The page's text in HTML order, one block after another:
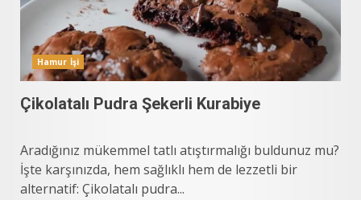
Hamur İşi
Çikolatalı Pudra Şekerli Kurabiye
Aradığınız mükemmel tatlı atıştırmalığı buldunuz mu?
İşte karşınızda, hem sağlıklı hem de lezzetli bir
alternatif: Çikolatalı pudra...